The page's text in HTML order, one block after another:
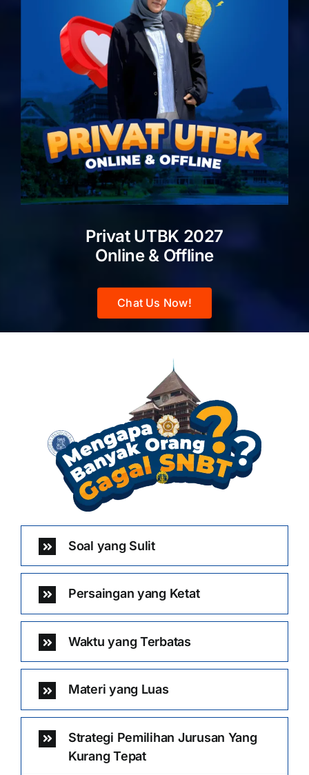
Privat UTBK 2027
Online & Offline
Chat Us Now!
Soal yang Sulit
Persaingan yang Ketat
Waktu yang Terbatas
Materi yang Luas
Strategi Pemilihan Jurusan Yang
Kurang Tepat